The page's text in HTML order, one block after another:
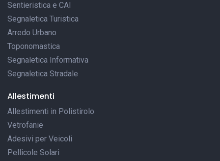
Sentieristica e CAI
Segnaletica Turistica
Arredo Urbano
Toponomastica
Segnaletica Informativa
Segnaletica Stradale
Allestimenti
Allestimenti in Polistirolo
Vetrofanie
Adesivi per Veicoli
Pellicole Solari